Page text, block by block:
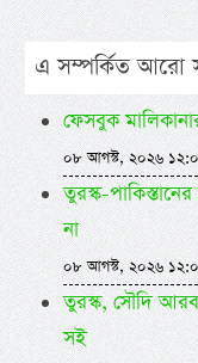
এ সম্পর্কিত আরো
ফেসবুক
০৮ আগস্ট, ২০২৬
তুরস্ক-
না
০৮ আগস্ট, ২০২৬
তুরস্ক, সৌদি আরব
সই